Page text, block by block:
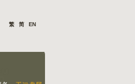
繁 简 EN